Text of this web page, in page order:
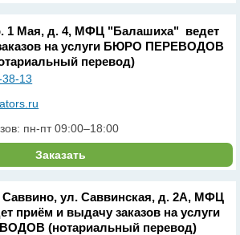
1 Мая, д. 4, МФЦ "Балашиха" ведет
на услуги БЮРО ПЕРЕВОДОВ
перевод)
13
пн-пт 09:00–18:00
Заказать
Саввино, ул. Саввинская, д. 2А, МФЦ
приём и выдачу заказов на услуги
(нотариальный перевод)